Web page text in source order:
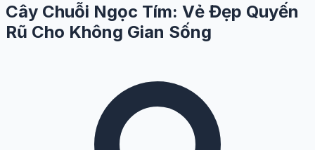
Cây Chuỗi Ngọc Tím: Vẻ Đẹp Quyến
Rũ Cho Không Gian Sống